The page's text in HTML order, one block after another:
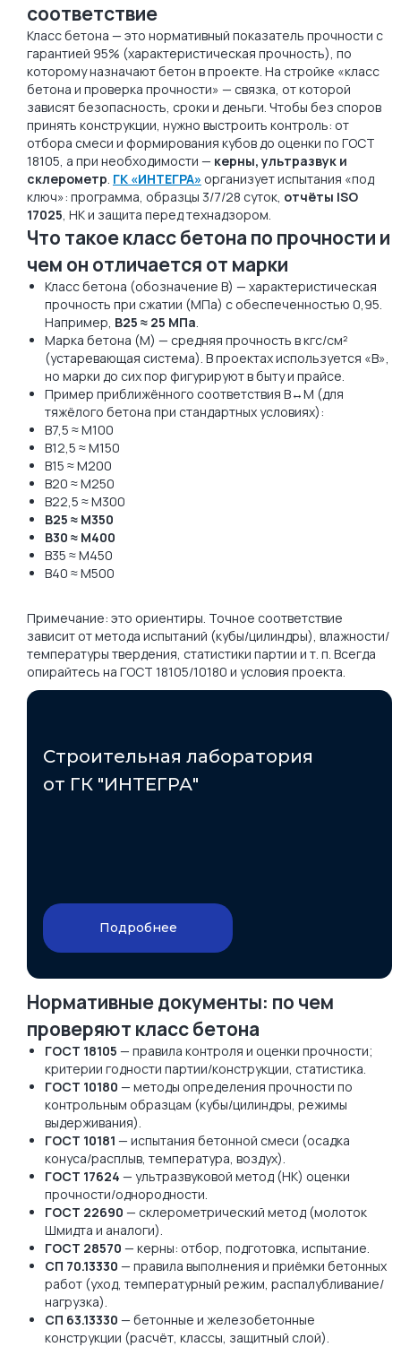
соответствие
Класс бетона — это нормативный показатель прочности с
гарантией 95% (характеристическая прочность), по
которому назначают бетон в проекте. На стройке «класс
бетона и проверка прочности» — связка, от которой
зависят безопасность, сроки и деньги. Чтобы без споров
принять конструкции, нужно выстроить контроль: от
отбора смеси и формирования кубов до оценки по ГОСТ
18105, а при необходимости — керны, ультразвук и
склерометр. ГК «ИНТЕГРА» организует испытания «под
ключ»: программа, образцы 3/7/28 суток, отчёты ISO
17025, НК и защита перед технадзором.
Что такое класс бетона по прочности и
чем он отличается от марки
Класс бетона (обозначение B) — характеристическая
прочность при сжатии (МПа) с обеспеченностью 0,95.
Например, B25 ≈ 25 МПа.
Марка бетона (М) — средняя прочность в кгс/см²
(устаревающая система). В проектах используется «B»,
но марки до сих пор фигурируют в быту и прайсе.
Пример приближённого соответствия B↔М (для
тяжёлого бетона при стандартных условиях):
B7,5 ≈ М100
B12,5 ≈ М150
B15 ≈ М200
B20 ≈ М250
B22,5 ≈ М300
B25 ≈ М350
B30 ≈ М400
B35 ≈ М450
B40 ≈ М500
Примечание: это ориентиры. Точное соответствие
зависит от метода испытаний (кубы/цилиндры), влажности/
температуры твердения, статистики партии и т. п. Всегда
опирайтесь на ГОСТ 18105/10180 и условия проекта.
Строительная лаборатория
от ГК "ИНТЕГРА"
Подробнее
Нормативные документы: по чем
проверяют класс бетона
ГОСТ 18105 — правила контроля и оценки прочности;
критерии годности партии/конструкции, статистика.
ГОСТ 10180 — методы определения прочности по
контрольным образцам (кубы/цилиндры, режимы
выдерживания).
ГОСТ 10181 — испытания бетонной смеси (осадка
конуса/расплыв, температура, воздух).
ГОСТ 17624 — ультразвуковой метод (НК) оценки
прочности/однородности.
ГОСТ 22690 — склерометрический метод (молоток
Шмидта и аналоги).
ГОСТ 28570 — керны: отбор, подготовка, испытание.
СП 70.13330 — правила выполнения и приёмки бетонных
работ (уход, температурный режим, распалубливание/
нагрузка).
СП 63.13330 — бетонные и железобетонные
конструкции (расчёт, классы, защитный слой).